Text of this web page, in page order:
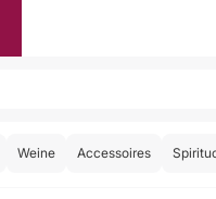
Weine Accessoires